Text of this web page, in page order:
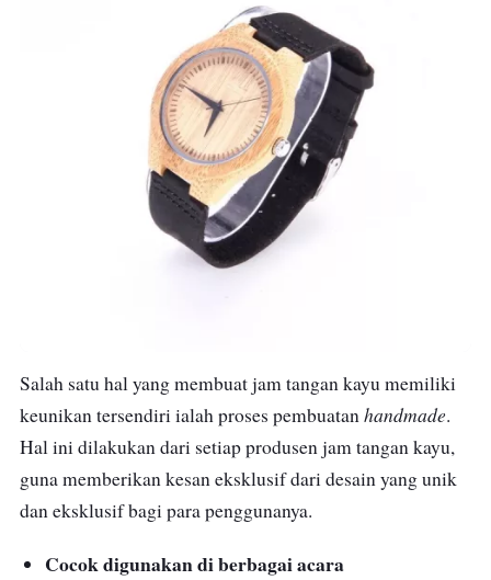
Salah satu hal yang membuat jam tangan kayu memiliki
keunikan tersendiri ialah proses pembuatanhandmade.
Hal ini dilakukan dari setiap produsen jam tangan kayu,
guna memberikan kesan eksklusif dari desain yang unik
dan eksklusif bagi para penggunanya.
Cocok digunakan di berbagai acara